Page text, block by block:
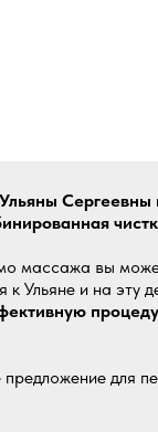
Сергеевны
массажа вы
к Ульяне и на эту
для